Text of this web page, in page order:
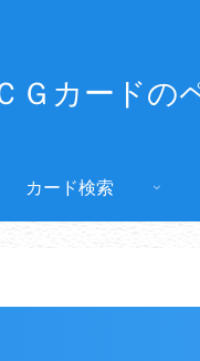
Ｇカードの
カード検索